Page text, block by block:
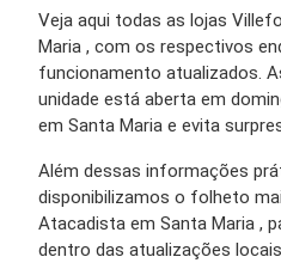
Veja aqui todas as lojas
Maria , com os respectivos
funcionamento atualizados.
unidade está aberta em
em Santa Maria e evita
Além dessas informações
disponibilizamos o folheto
Atacadista em Santa Maria ,
dentro das atualizações